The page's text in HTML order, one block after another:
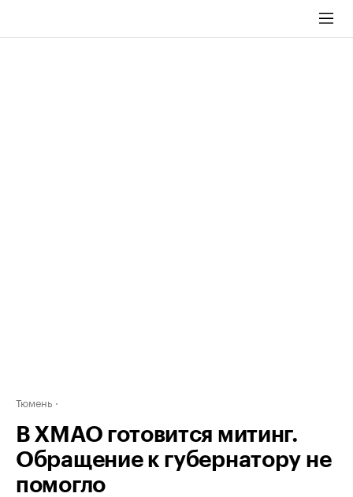
Тюмень
В ХМАО готовится митинг.
Обращение к губернатору не
помогло